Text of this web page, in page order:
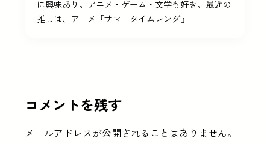
に興味あり。アニメ・ゲーム・文学も好き。最近の
推しは、アニメ『サマータイムレンダ』
コメントを残す
メールアドレスが公開されることはありません。